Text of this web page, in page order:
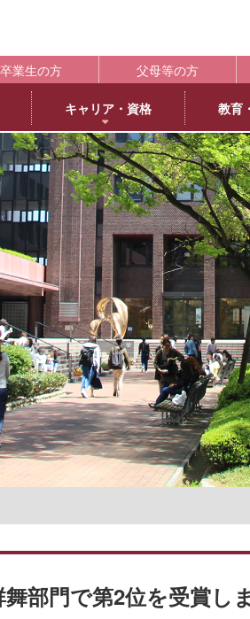
卒業生の方 父母等の方
キャンパス
交通アクセス
キャンパス紹介
内部質保証体制
大学評価
認証評価
自己点検・評価
日本語日本文学専攻
臨床心理学専攻
生活環境学専攻
建築学専攻
薬科学専攻
学生支援の概要
褒賞制度
修学支援新制度
奨学金制度
学寮
下宿・ワンルームマンション（武庫
オフィスアワー
アルバイト
キャリア・資格
資格取得
取得可能な資格
エクステンション講座
教員採用試験対策
教育
ート
育成推進センター
イエンス・コモンズ
社
発
子
ブ
大
BLOG
教育学科アメリカ分校留学
薬学部アメリカ分校留学日記
施設紹介
中央キャンパ
浜甲子園キャ
上甲子園キャ
西宮北口キャ
武庫女ステ
北摂キャンパ
アメリカ分校
部門で第2位を受賞し